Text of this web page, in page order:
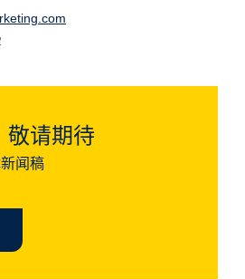
敬请期待
闻稿